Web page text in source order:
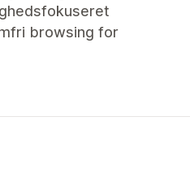
browsing for